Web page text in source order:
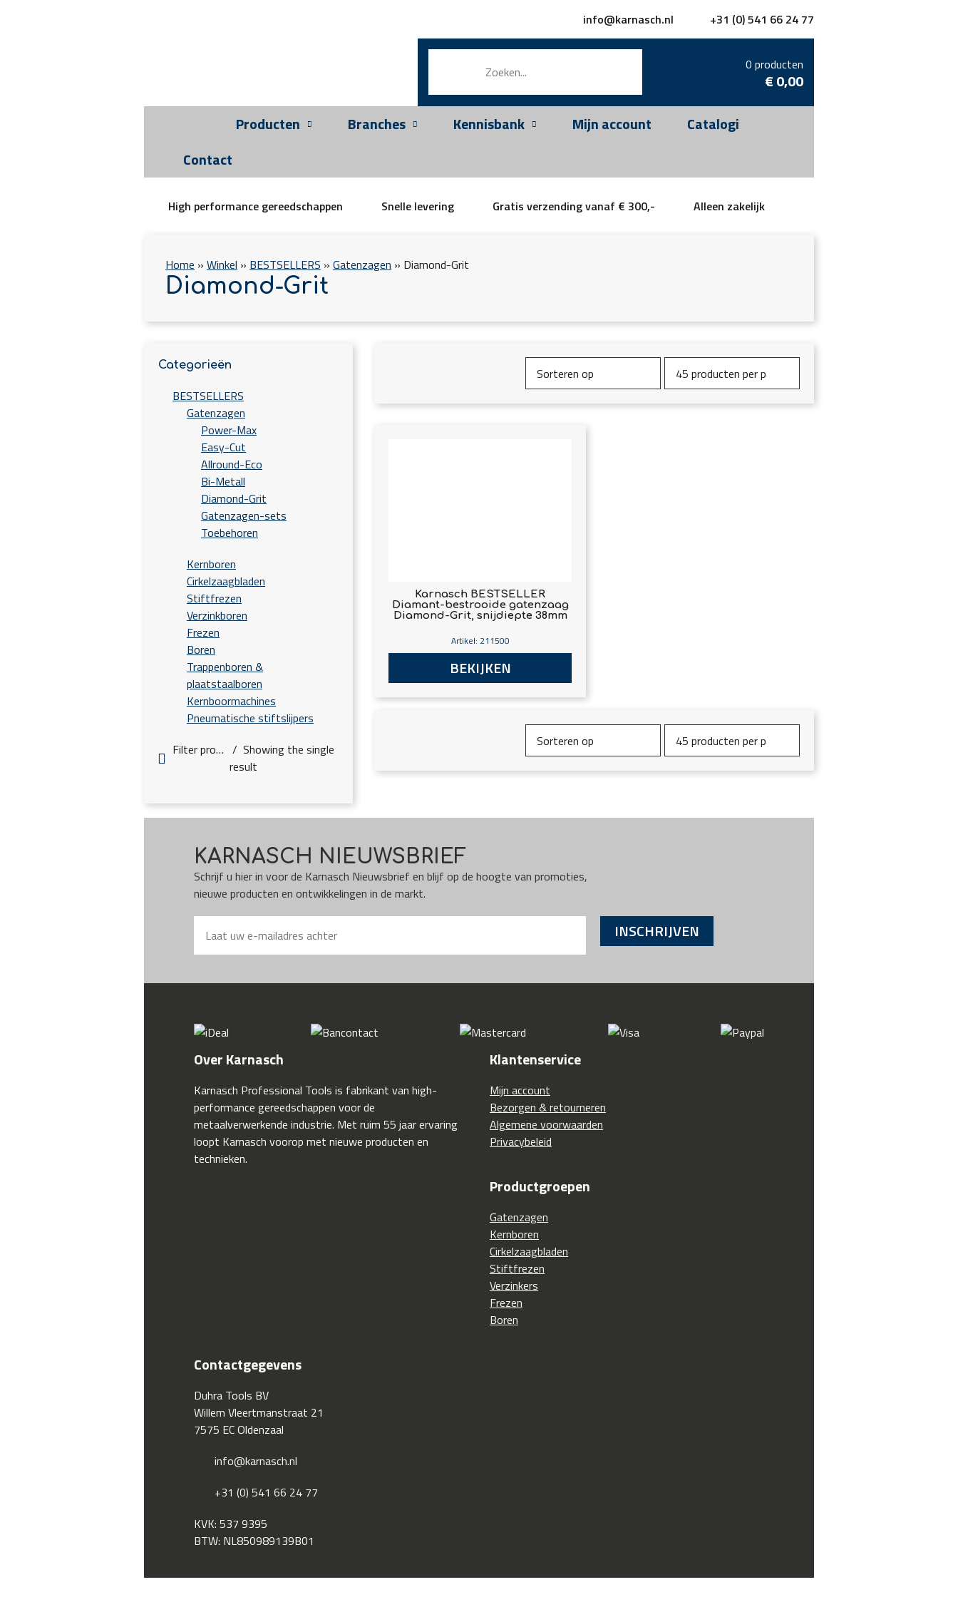
info@karnasch.nl +31 (0) 541 66 24 77
0 producten
€0,00
Producten
Branches Kennisbank Mijn account
Catalogi
Contact
High performance gereedschappen Snelle levering Gratis verzending vanaf € 300,- Alleen zakelijk
Home » Winkel » BESTSELLERS » Gatenzagen » Diamond-Grit
Diamond-Grit
Categorieën
BESTSELLERS
Gatenzagen
Power-Max
Easy-Cut
Allround-Eco
Bi-Metall
Diamond-Grit
Gatenzagen-sets
Toebehoren
Kernboren
Cirkelzaagbladen
Stiftfrezen
Verzinkboren
Frezen
Boren
Trappenboren &
plaatstaalboren
Kernboormachines
Pneumatische stiftslijpers
Filter products
Showing the single
result
Karnasch BESTSELLER
Diamant-bestrooide gatenzaag
Diamond-Grit, snijdiepte 38mm
Artikel: 211500
BEKIJKEN
KARNASCH NIEUWSBRIEF
Schrijf u hier in voor de Karnasch Nieuwsbrief en blijf op de hoogte van promoties,
nieuwe producten en ontwikkelingen in de markt.
INSCHRIJVEN
Over Karnasch
Karnasch Professional Tools is fabrikant van high-
performance gereedschappen voor de
metaalverwerkende industrie. Met ruim 55 jaar ervaring
loopt Karnasch voorop met nieuwe producten en
technieken.
Klantenservice
Mijn account
Bezorgen & retourneren
Algemene voorwaarden
Privacybeleid
Productgroepen
Gatenzagen
Kernboren
Cirkelzaagbladen
Stiftfrezen
Verzinkers
Frezen
Boren
Contactgegevens
Duhra Tools BV
Willem Vleertmanstraat 21
7575 EC Oldenzaal
info@karnasch.nl
+31 (0) 541 66 24 77
KVK: 537 9395
BTW: NL850989139B01